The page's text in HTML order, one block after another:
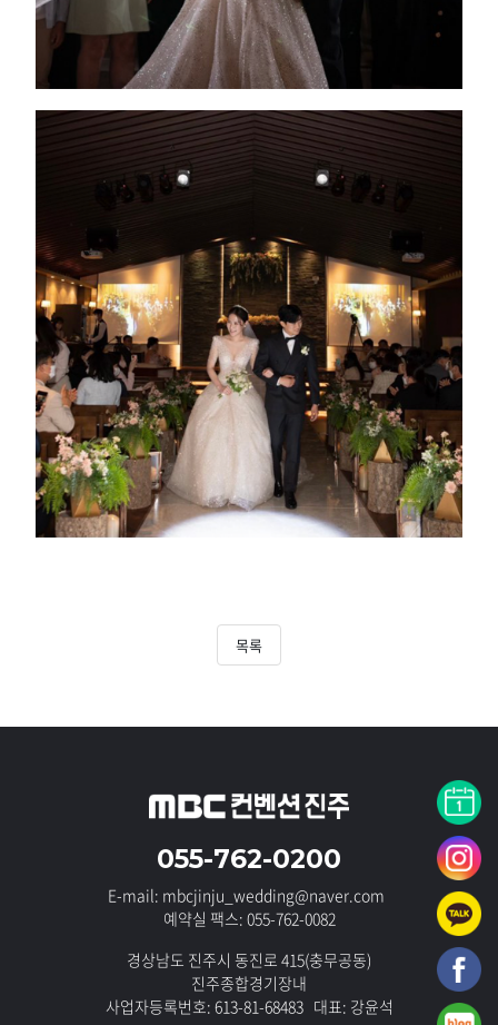
목록
055-762-0200
E-mail: mbcjinju_wedding@naver.com
예약실 팩스: 055-762-0082
경상남도 진주시 동진로 415(충무공동)
진주종합경기장내
사업자등록번호: 613-81-68483 대표: 강윤석